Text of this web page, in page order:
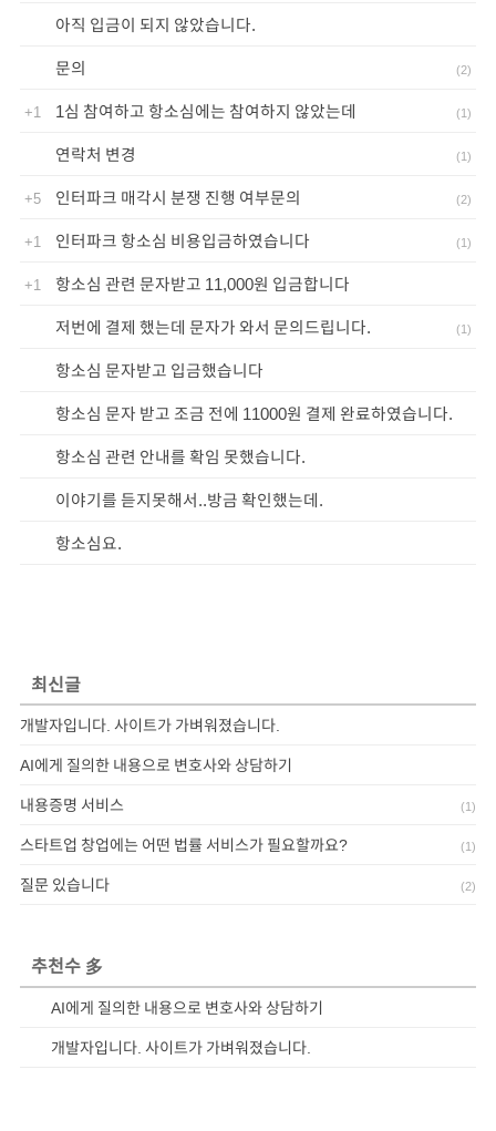
아직 입금이 되지 않았습니다.
문의
(2)
+1 1심 참여하고 항소심에는 참여하지 않았는데 (1)
연락처 변경 (1)
+5 인터파크 매각시 분쟁 진행 여부문의 (2)
+1 인터파크 항소심 비용입금하였습니다 (1)
+1
항소심 관련 문자받고 11,000원 입금합니다
저번에 결제 했는데 문자가 와서 문의드립니다.
(1)
항소심 문자받고 입금했습니다
항소심 문자 받고 조금 전에 11000원 결제 완료하였습니다.
항소심 관련 안내를 확임 못했습니다.
이야기를 듣지못해서..방금 확인했는데.
항소심요.
최신글
개발자입니다. 사이트가 가벼워졌습니다.
AI에게 질의한 내용으로 변호사와 상담하기
내용증명 서비스
(1)
스타트업 창업에는 어떤 법률 서비스가 필요할까요? (1)
질문 있습니다 (2)
추천수 多
AI에게 질의한 내용으로 변호사와 상담하기
개발자입니다. 사이트가 가벼워졌습니다.